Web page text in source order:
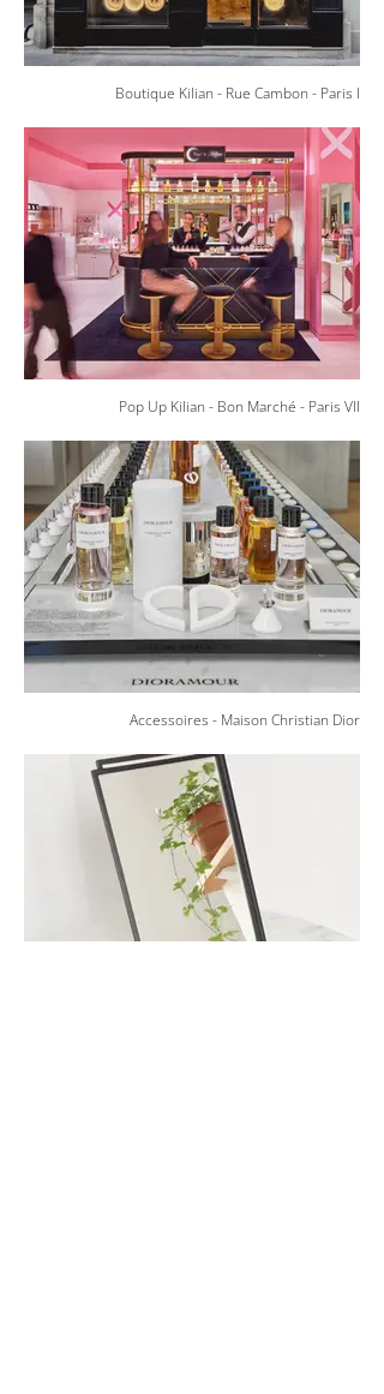
Boutique Kilian - Rue Cambon - Paris I
Pop Up Kilian - Bon Marché - Paris VII
Accessoires - Maison Christian Dior